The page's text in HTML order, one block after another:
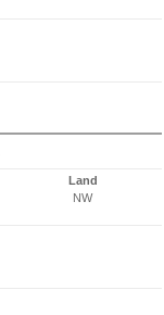
Land
NW